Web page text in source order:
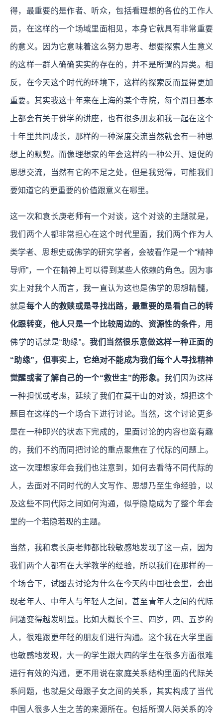
得，最重要的是作者、听众，包括看理想的各位的工作人
员，在这样的一个场域里面相见，本身它就具有非常重要
的意义。因为它意味着这么努力思考、想要探索人生意义
的这样一群人确确实实的存在的，并不是所谓的异类。相
反，在今天这个时代的环境下，这样的探索反而显得更加
重要。其实我这十年来在上海的某个寺院，每个周日基本
上都会有关于佛学的讲座，也有很多朋友和我一起在这个
十年里共同成长，那样的一种深度交流当然就会有一种思
想上的默契。而像理想家的年会这样的一种公开、短促的
思想交流，当然有它的不足之处，但是我觉得，可能我们
要知道它的更重要的价值跟意义在哪里。
这一次和袁长庚老师有一个对谈，这个对谈的主题就是，
我们两个人都非常担心在这个时代里面，我们两个作为人
类学者、思想史或佛学的研究学者，会被看作是一个“精神
导师”，一个在精神上可以得到某些人依赖的角色。因为事
实上对我个人而言，我一直认为这也是佛学的思想精髓，
就是每个人的救赎或是寻找出路，最重要的是看自己的转
化跟转变，他人只是一个比较周边的、资源性的条件，用
佛学的话就是“助缘”。我们当然很乐意做这样一种正面的
“助缘”，但事实上，它绝对不能成为我们每个人寻找精神
觉醒或者了解自己的一个“救世主”的形象。我们因为这样
一种担忧或考虑，延续了我们在莫干山的对谈，想把这个
题目在这样的一个场合下进行讨论。当然，这个讨论更多
是在一种即兴的状态下完成的，里面讨论的内容也蛮有趣
的，我们不约而同把讨论的重点聚焦在了代际的问题上。
这一次理想家年会我们也注意到，如何去看待不同代际的
人，去面对不同时代的人文写作、思想乃至生命经验，以
及这些不同代际之间如何沟通，似乎隐隐成为了整个年会
里的一个若隐若现的主题。
当然，我和袁长庚老师都比较敏感地发现了这一点，因为
我们两个人都有在大学教学的经验，所以我们在那样的一
个场合下，试图去讨论为什么在今天的中国社会里，会出
现老年人、中年人与年轻人之间，甚至青年人之间的代际
问题变得越发明显。比如大概长个三、四岁，四、五岁的
人，很难跟更年轻的朋友们进行沟通。这个我在大学里面
也敏感地发现，大一的学生跟大四的学生在很多方面很难
进行有效的沟通，更不用说在家庭关系结构里面的代际关
系问题，也就是父母跟子女之间的关系，其实构成了当代
中国人很多人生之苦的来源所在。包括所谓人际关系的冷